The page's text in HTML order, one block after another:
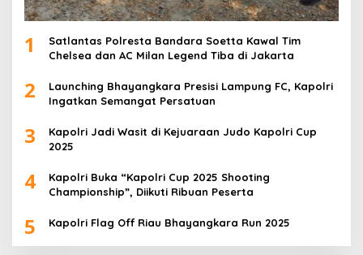
1
Satlantas Polresta Bandara Soetta Kawal Tim
Chelsea dan AC Milan Legend Tiba di Jakarta
2
Launching Bhayangkara Presisi Lampung FC, Kapolri
Ingatkan Semangat Persatuan
3
Kapolri Jadi Wasit di Kejuaraan Judo Kapolri Cup
2025
4
Kapolri Buka “Kapolri Cup 2025 Shooting
Championship”, Diikuti Ribuan Peserta
5 Kapolri Flag Off Riau Bhayangkara Run 2025